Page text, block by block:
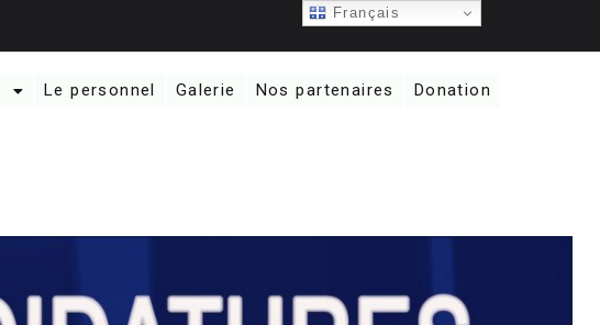
Le personnel Galerie Nos partenaires
Donation
Français